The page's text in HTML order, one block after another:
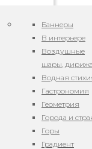
Баннеры
В интерьере
Воздушные
шары,
Водная
Гастрономия
Геометрия
Города и
Горы
Градиент